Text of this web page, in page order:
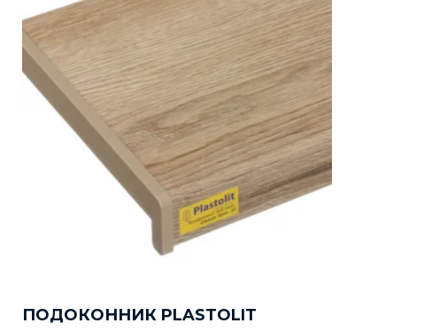
ПОДОКОННИК PLASTOLIT